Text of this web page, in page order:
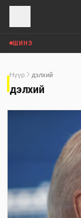
ШИНЭ
Нүүр дэлхий
дэлхий